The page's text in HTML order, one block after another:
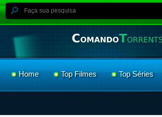
Home Top Filmes Top Séries